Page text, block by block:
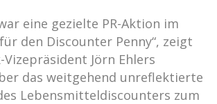
eine gezielte PR-Aktion im
den Discounter Penny“, zeigt
Vizepräsident Jörn Ehlers
das weitgehend unreflektierte
Lebensmitteldiscounters zum